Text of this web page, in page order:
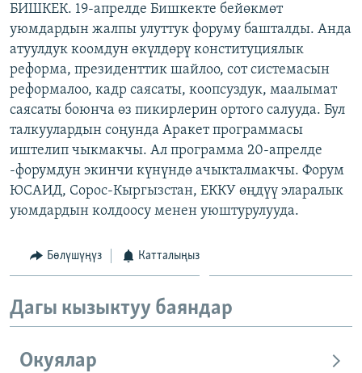
БИЗ ЖАНА ДҮЙНӨ
ДАНИСТЕ
ЭЖЕ-СИҢДИЛЕР
АЗАТТЫК+
ЫҢГАЙСЫЗ СУРООЛОР
Русский
ОНЛАЙН ШЕРИНЕ
ЭЕ/АРнун бардык сайттары
БИШКЕК. 19-апрелде Бишкекте бейөкмөт
уюмдардын жалпы улуттук форуму башталды. Анда
атуулдук коомдун өкүлдөрү конституциялык
реформа, президенттик шайлоо, сот системасын
реформалоо, кадр саясаты, коопсуздук, маалымат
саясаты боюнча өз пикирлерин ортого салууда. Бул
талкуулардын соңунда Аракет программасы
иштелип чыкмакчы. Ал программа 20-апрелде
-форумдун экинчи күнүндө ачыкталмакчы. Форум
ЮСАИД, Сорос-Кыргызстан, ЕККУ өңдүү эларалык
уюмдардын колдоосу менен уюштурулууда.
Бөлүшүңүз Катталыңыз
Дагы кызыктуу баяндар
Окуялар